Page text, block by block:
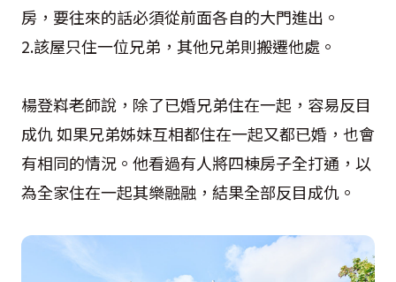
房，要往來的話必須從前面各自的大門進出。
2.該屋只住一位兄弟，其他兄弟則搬遷他處。
楊登嵙老師說，除了已婚兄弟住在一起，容易反目
成仇 如果兄弟姊妹互相都住在一起又都已婚，也會
有相同的情況。他看過有人將四棟房子全打通，以
為全家住在一起其樂融融，結果全部反目成仇。